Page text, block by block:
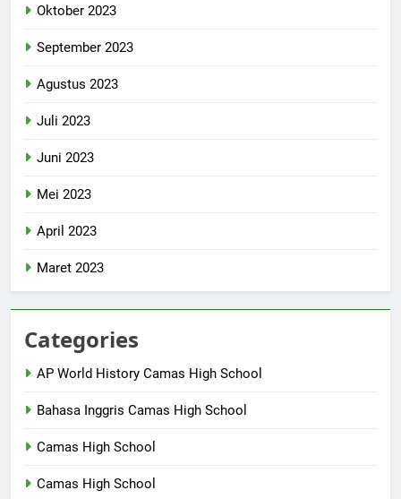
Oktober 2023
September 2023
Agustus 2023
Juli 2023
Juni 2023
Mei 2023
April 2023
Maret 2023
Categories
AP World History Camas High School
Bahasa Inggris Camas High School
Camas High School
Camas High School